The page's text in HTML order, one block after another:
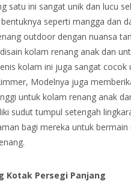
satu ini sangat unik dan lucu
seperti mangga dan
outdoor dengan nuansa
kolam renang anak dan
kolam ini juga sangat cocok
Modelnya juga
untuk kolam renang anak
sudut tumpul setengah
bagi mereka untuk bermain
Kotak Persegi Panjang